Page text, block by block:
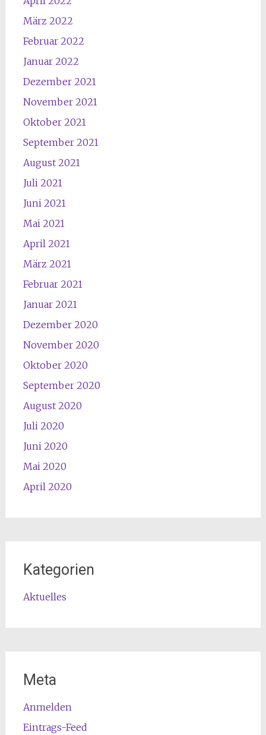
März 2022
Februar 2022
Januar 2022
Dezember 2021
November 2021
Oktober 2021
September 2021
August 2021
Juli 2021
Juni 2021
Mai 2021
April 2021
März 2021
Februar 2021
Januar 2021
Dezember 2020
November 2020
Oktober 2020
September 2020
August 2020
Juli 2020
Juni 2020
Mai 2020
April 2020
Kategorien
Aktuelles
Meta
Anmelden
Eintrags-Feed